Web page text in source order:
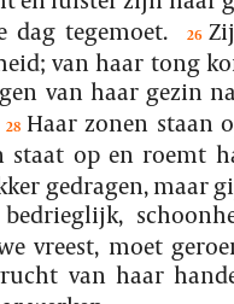
dag tegemoet.
26
van haar tong
van haar gezin
28 Haar zonen staan
staat op en roemt
gedragen, maar
vreest, moet
van haar